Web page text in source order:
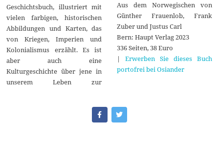
Geschichtsbuch, illustriert mit
vielen farbigen, historischen
Abbildungen und Karten, das
von Kriegen, Imperien und
Kolonialismus erzählt. Es ist
aber auch eine
Kulturgeschichte über jene in
unserem Leben zur
Aus dem Norwegischen von
Günther Frauenlob, Frank
Zuber und Justus Carl
Bern: Haupt Verlag 2023
336 Seiten, 38 Euro
| Erwerben Sie dieses Buch
portofrei bei Osiander